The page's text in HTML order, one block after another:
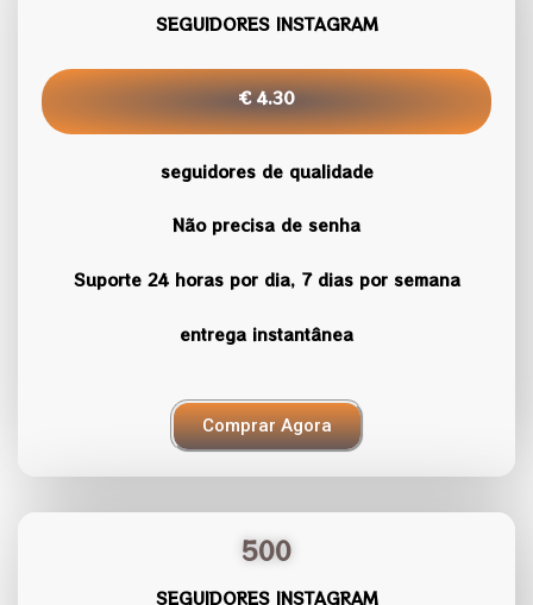
SEGUIDORES INSTAGRAM
€ 4.30
seguidores de qualidade
Não precisa de senha
Suporte 24 horas por dia, 7 dias por semana
entrega instantânea
Comprar Agora
500
SEGUIDORES INSTAGRAM